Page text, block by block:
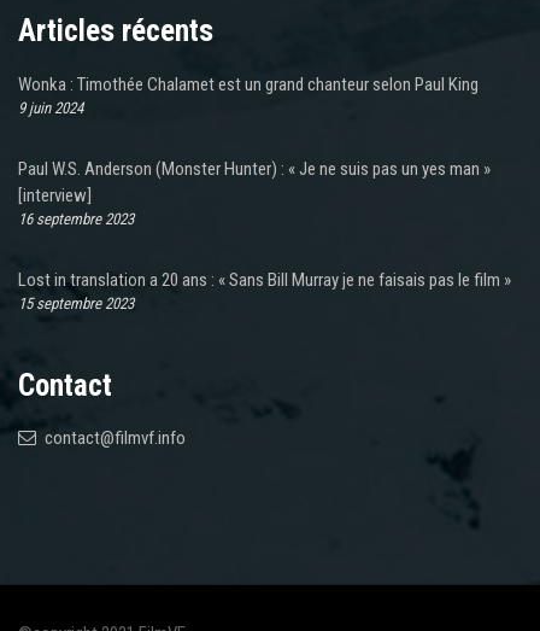
Articles récents
Wonka : Timothée Chalamet est un grand chanteur selon Paul King
9 juin 2024
Paul W.S. Anderson (Monster Hunter) : « Je ne suis pas un yes man »
[interview]
16 septembre 2023
Lost in translation a 20 ans : « Sans Bill Murray je ne faisais pas le film »
15 septembre 2023
Contact
contact@filmvf.info